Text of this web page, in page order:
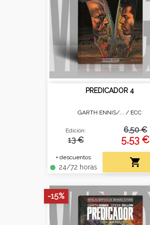
PREDICADOR 4
GARTH ENNIS/... / ECC
Edición:
13 €
+ descuentos
fiber_manual_record 24/72 horas
6,50 €
5,53 €

-15%